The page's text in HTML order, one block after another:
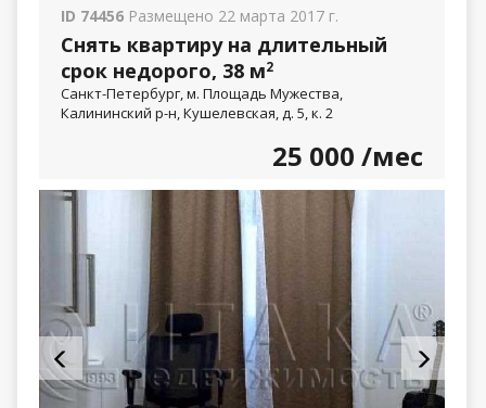
ID 74456 Размещено 22 марта 2017 г.
Снять квартиру на длительный
срок недорого, 38 м2
Санкт-Петербург, м. Площадь Мужества,
Калининский р-н, Кушелевская, д. 5, к. 2
25 000 /мес